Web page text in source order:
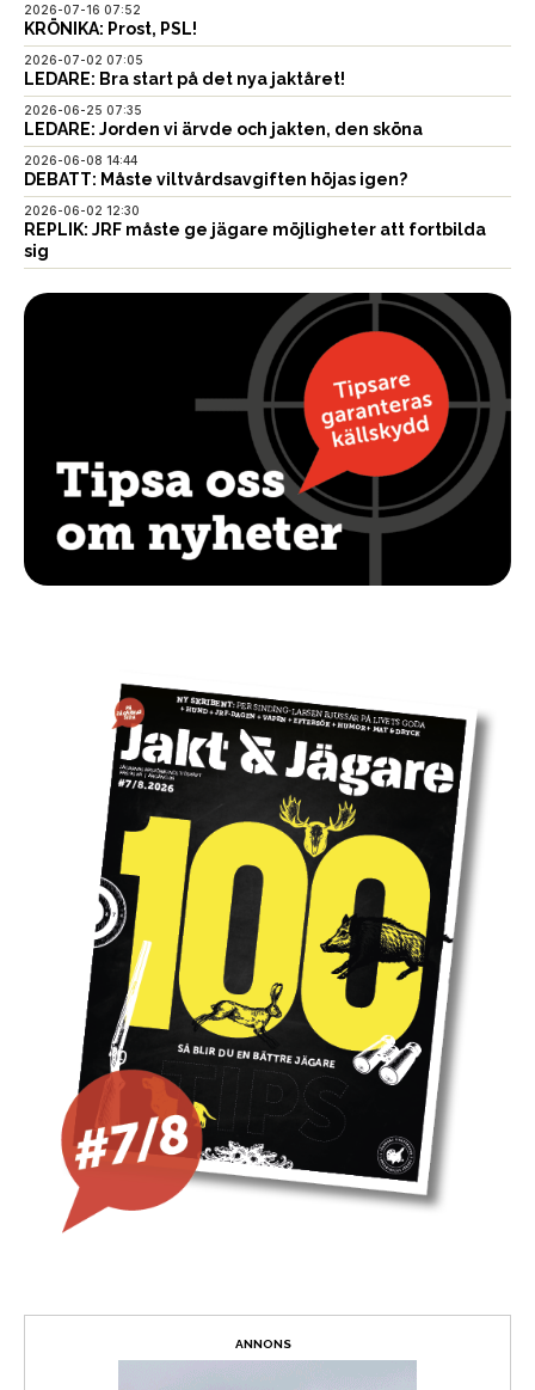
2026-07-16 07:52
KRÖNIKA: Prost, PSL!
2026-07-02 07:05
LEDARE: Bra start på det nya jaktåret!
2026-06-25 07:35
LEDARE: Jorden vi ärvde och jakten, den sköna
2026-06-08 14:44
DEBATT: Måste viltvårdsavgiften höjas igen?
2026-06-02 12:30
REPLIK: JRF måste ge jägare möjligheter att fortbilda
sig
ANNONS